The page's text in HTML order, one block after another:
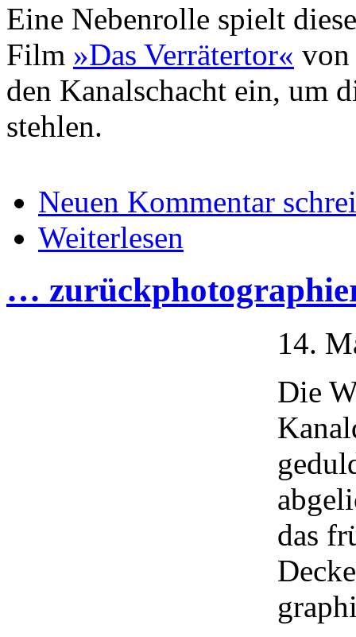
Eine Nebenrolle spielt
Film »Das Verrätertor« von
den Kanalschacht ein, um
stehlen.
Neuen Kommentar
Weiterlesen
…
14.
Die
das